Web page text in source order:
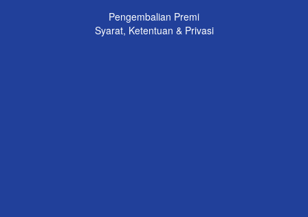
Pengembalian Premi
Syarat, Ketentuan & Privasi